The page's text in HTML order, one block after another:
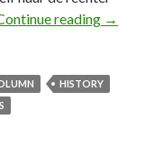
reading 81e
→
HISTORY